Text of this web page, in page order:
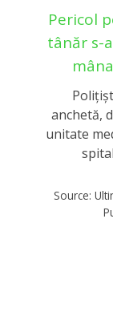
Pericol
tânăr s-
anchetă,
unitate
Source: